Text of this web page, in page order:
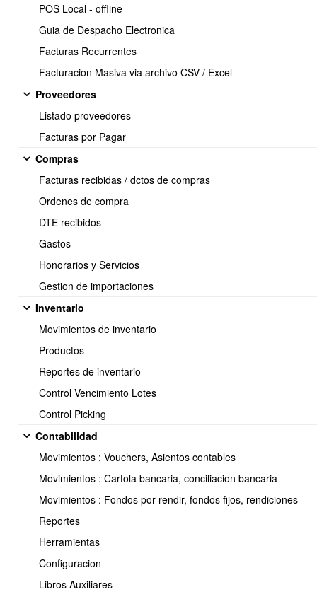
POS Local - offline
Guia de Despacho Electronica
Facturas Recurrentes
Facturacion Masiva via archivo CSV / Excel
Proveedores
Listado proveedores
Facturas por Pagar
Compras
Facturas recibidas / dctos de compras
Ordenes de compra
DTE recibidos
Gastos
Honorarios y Servicios
Gestion de importaciones
Inventario
Movimientos de inventario
Productos
Reportes de inventario
Control Vencimiento Lotes
Control Picking
Contabilidad
Movimientos : Vouchers, Asientos contables
Movimientos : Cartola bancaria, conciliacion bancaria
Movimientos : Fondos por rendir, fondos fijos, rendiciones
Reportes
Herramientas
Configuracion
Libros Auxiliares
PARA CREAR EL PRODUCTO FABRICADO:
- Desde el modulo de I
nventario > Listar Productos > Nuevo
productos(ver ayuda Agregar producto via manual)
- Se crean como cualquier otro producto, la diferencia radica en
la búsqueda por descripción o por código Sku de los productos, se
indica la cantidad a utilizar para el proceso de producción.